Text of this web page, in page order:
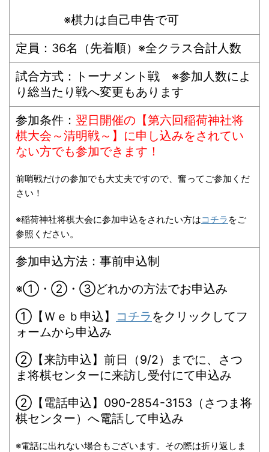
※棋力は自己申告で可
定員：36名（先着順）※全クラス合計人数
試合方式：トーナメント戦 ※参加人数によ
り総当たり戦へ変更もあります
参加条件： 翌日開催の【第六回稲荷神社将
棋大会～清明戦～】に申し込みをされてい
ない方でも参加できます！
前哨戦だけの参加でも大丈夫ですので、奮ってご参加くだ
さい！
※稲荷神社将棋大会に参加申込をされたい方はコチラ をご
参照ください。
参加申込方法：事前申込制
※①・②・③どれかの方法でお申込み
①【 Ｗｅｂ申込】 コチラ をクリックしてフ
ォームから申込み
②【来訪申込】前日（9/2）までに、さつ
ま将棋センターに来訪し受付にて申込み
②【 電話申込】090-2854-3153（さつま将
棋センター）へ電話して申込み
※電話に出れない場合もございます。その際は折り返しま